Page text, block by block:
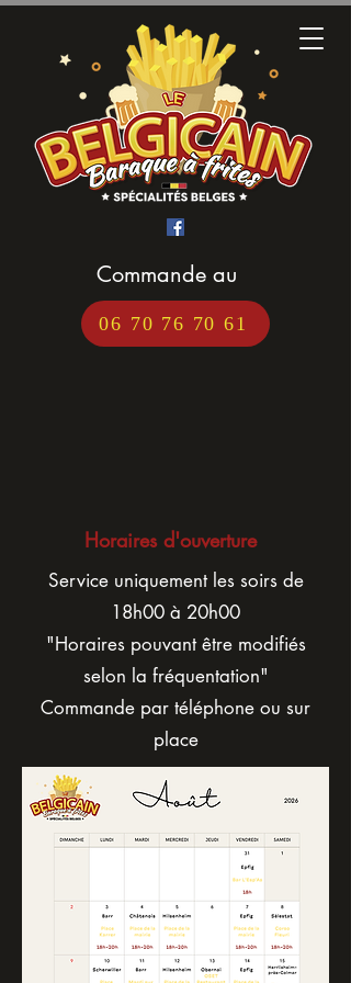
Commande au
06 70 76 70 61
Horaires d'ouverture
Service uniquement les soirs de
18h00 à 20h00
"Horaires pouvant être modifiés
selon la fréquentation"
Commande par téléphone ou sur
place